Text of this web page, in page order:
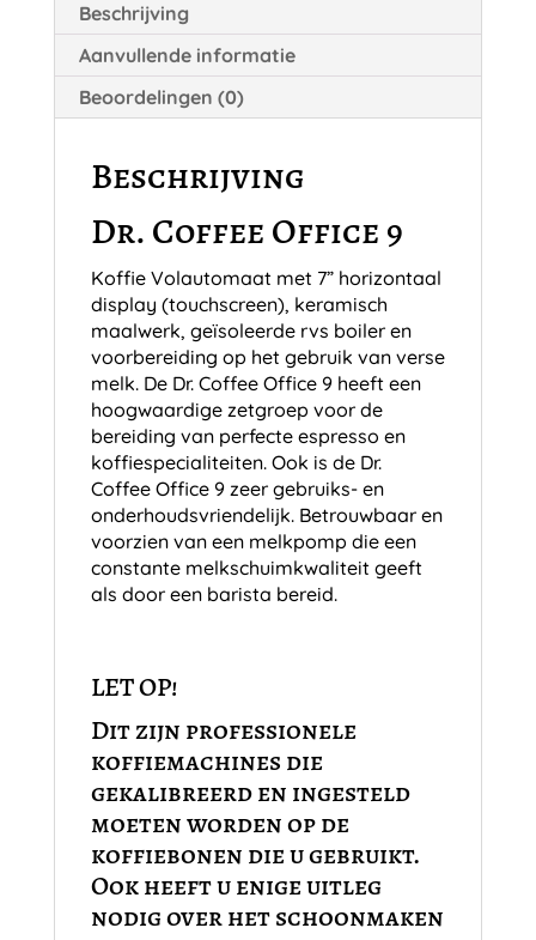
Beschrijving
Aanvullende informatie
Beoordelingen (0)
Beschrijving
Dr. Coffee Office 9
Koffie Volautomaat met 7” horizontaal
display (touchscreen), keramisch
maalwerk, geïsoleerde rvs boiler en
voorbereiding op het gebruik van verse
melk. De Dr. Coffee Office 9 heeft een
hoogwaardige zetgroep voor de
bereiding van perfecte espresso en
koffiespecialiteiten. Ook is de Dr.
Coffee Office 9 zeer gebruiks- en
onderhoudsvriendelijk. Betrouwbaar en
voorzien van een melkpomp die een
constante melkschuimkwaliteit geeft
als door een barista bereid.
LET OP!
Dit zijn professionele
koffiemachines die
gekalibreerd en ingesteld
moeten worden op de
koffiebonen die u gebruikt.
Ook heeft u enige uitleg
nodig over het schoonmaken